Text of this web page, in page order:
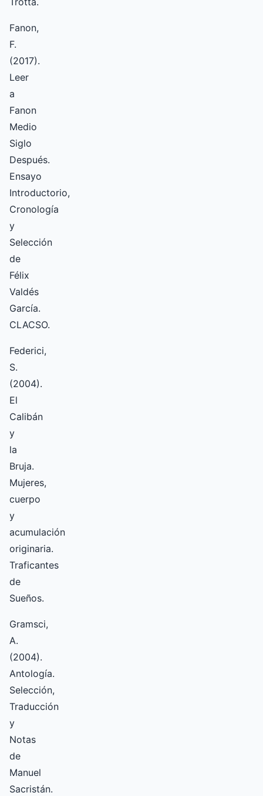
Fanon,
F.
(2017).
Leer
a
Fanon
Medio
Siglo
Después.
Ensayo
Introductorio,
Cronología
y
Selección
de
Félix
Valdés
García.
CLACSO.
Federici,
S.
(2004).
El
Calibán
y
la
Bruja.
Mujeres,
cuerpo
y
acumulación
originaria.
Traficantes
de
Sueños.
Gramsci,
A.
(2004).
Antología.
Selección,
Traducción
y
Notas
de
Manuel
Sacristán.